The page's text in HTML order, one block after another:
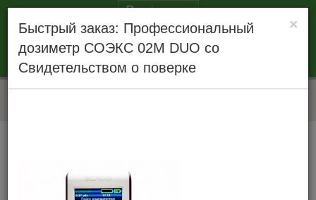
Cайт производителя
+7 (495) 260-99-50 +7 (800) 444-80-95
авторизация|регистрация
×
Быстрый заказ: Профессиональный
дозиметр СОЭКС 02М DUO со
Свидетельством о поверке